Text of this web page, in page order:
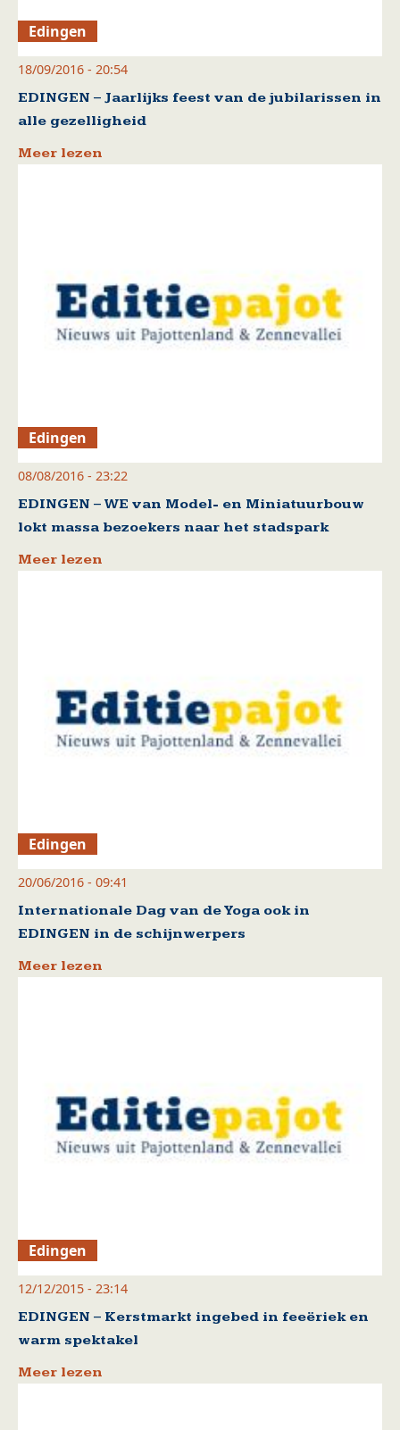
Edingen
18/09/2016 - 20:54
EDINGEN – Jaarlijks feest van de jubilarissen in
alle gezelligheid
Meer lezen
Edingen
08/08/2016 - 23:22
EDINGEN – WE van Model- en Miniatuurbouw
lokt massa bezoekers naar het stadspark
Meer lezen
Edingen
20/06/2016 - 09:41
Internationale Dag van de Yoga ook in
EDINGEN in de schijnwerpers
Meer lezen
Edingen
12/12/2015 - 23:14
EDINGEN – Kerstmarkt ingebed in feeëriek en
warm spektakel
Meer lezen